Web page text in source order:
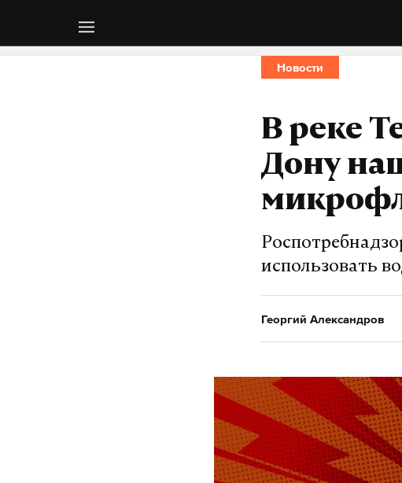
Новости
В реке
Дону
использовать
Георгий Александров